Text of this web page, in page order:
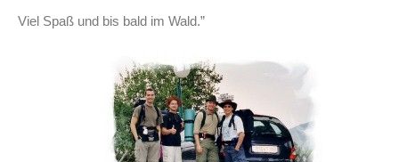
Viel Spaß und bis bald im Wald.”